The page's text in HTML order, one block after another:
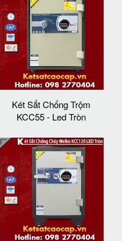
Két Sắt Chống Trộm
KCC55 - Led Tròn